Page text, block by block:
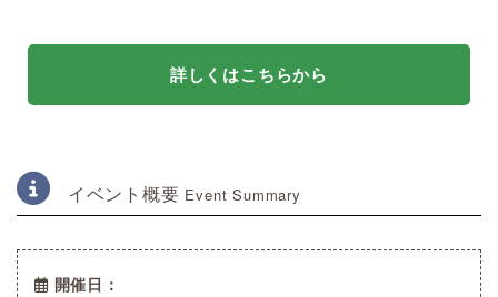
詳しくはこちらから
イベント概要 Event Summary
開催日